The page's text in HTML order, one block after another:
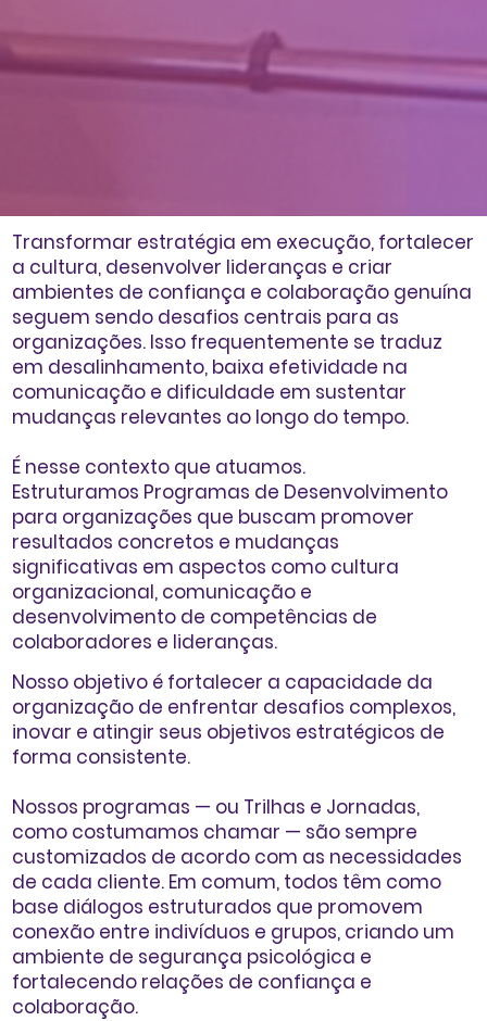
Transformar estratégia em execução, fortalecer
a cultura, desenvolver lideranças e criar
ambientes de confiança e colaboração genuína
seguem sendo desafios centrais para as
organizações. Isso frequentemente se traduz
em desalinhamento, baixa efetividade na
comunicação e dificuldade em sustentar
mudanças relevantes ao longo do tempo.
É nesse contexto que atuamos.
Estruturamos Programas de Desenvolvimento
para organizações que buscam promover
resultados concretos e mudanças
significativas em aspectos como cultura
organizacional, comunicação e
desenvolvimento de competências de
colaboradores e lideranças.
Nosso objetivo é fortalecer a capacidade da
organização de enfrentar desafios complexos,
inovar e atingir seus objetivos estratégicos de
forma consistente.
Nossos programas — ou Trilhas e Jornadas,
como costumamos chamar — são sempre
customizados de acordo com as necessidades
de cada cliente. Em comum, todos têm como
base diálogos estruturados que promovem
conexão entre indivíduos e grupos, criando um
ambiente de segurança psicológica e
fortalecendo relações de confiança e
colaboração.